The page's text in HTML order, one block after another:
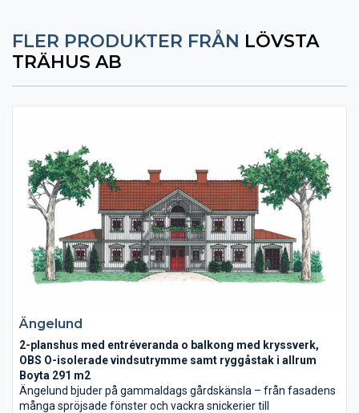
FLER PRODUKTER FRÅN LÖVSTA
TRÄHUS AB
Ängelund
2-planshus med entréveranda o balkong med kryssverk,
OBS O-isolerade vindsutrymme samt ryggåstak i allrum
Boyta 291 m2
Ängelund bjuder på gammaldags gårdskänsla – från fasadens
många spröjsade fönster och vackra snickerier till